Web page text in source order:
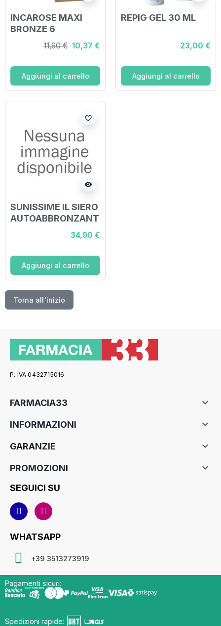
INCAROSE MAXI
BRONZE 6
SALVIETTE VEG*
11,90 € 10,37 €
Aggiungi al carrello
REPIG GEL 30 ML
23,00 €
Aggiungi al carrello
visibility
favorite_border
SUNISSIME IL SIERO
AUTOABBRONZANT
34,90 €
Aggiungi al carrello
Torna all'inizio
P. IVA 0432715016
FARMACIA33 
INFORMAZIONI 
GARANZIE 
PROMOZIONI 
SEGUICI SU
WHATSAPP
+39 3513273919
Pagamenti sicuri:
Spedizioni rapide: